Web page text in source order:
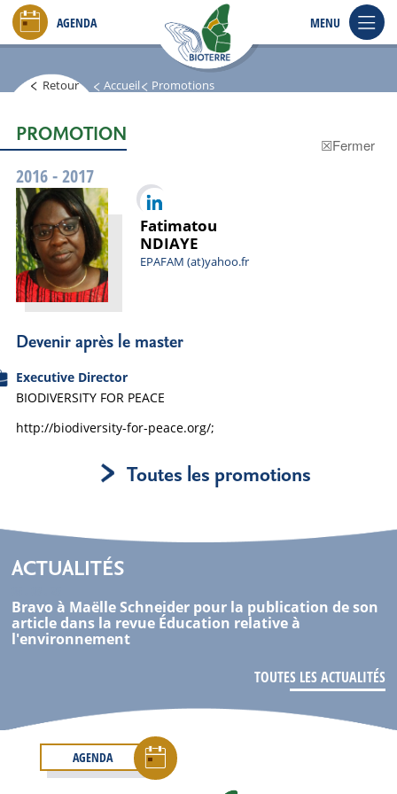
Aller
au
contenu
AGENDA MENU
Retour Accueil Promotions
PROMOTION Fermer
2016 - 2017
Fatimatou
NDIAYE
EPAFAM (at)yahoo.fr
Devenir après le master
Executive Director
BIODIVERSITY FOR PEACE
http://biodiversity-for-peace.org/;
Toutes les promotions
ACTUALITÉS
Bravo à Maëlle Schneider pour la publication de son
article dans la revue Éducation relative à
l'environnement
TOUTES LES ACTUALITÉS
AGENDA